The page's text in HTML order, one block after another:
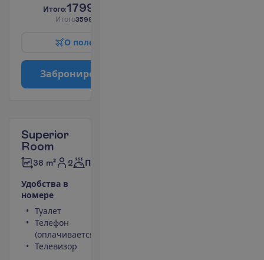
Итого:1799.00
Итого3598.00
О поле
Заброниро
Superior
Room
38 m² 2 Полупансион
Удобства в
номере
Туалет
Телефон
(оплачивается)
Телевизор